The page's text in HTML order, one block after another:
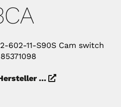
602-11-S90S Cam switch
...